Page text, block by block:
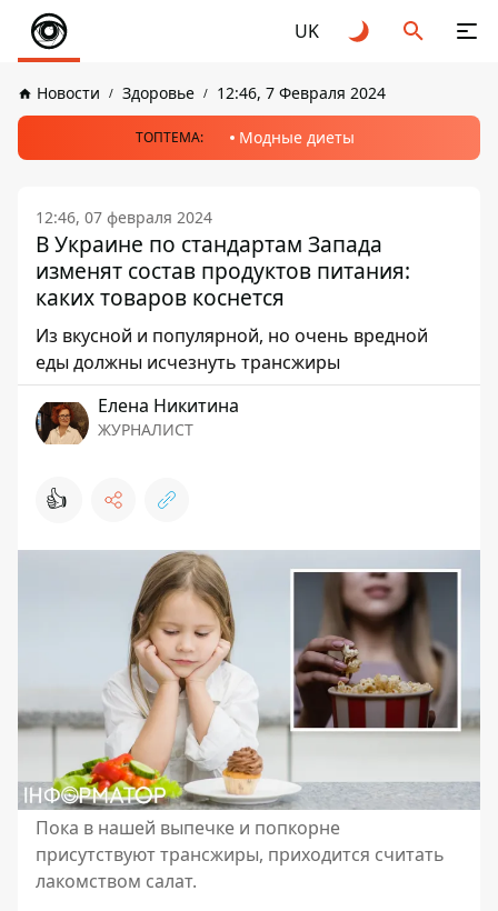
UK
Новости Здоровье 12:46, 7 Февраля 2024
ТОПТЕМА: Модные диеты
12:46, 07 февраля 2024
В Украине по стандартам Запада
изменят состав продуктов питания:
каких товаров коснется
Из вкусной и популярной, но очень вредной
еды должны исчезнуть трансжиры
Елена Никитина
ЖУРНАЛИСТ
👍
Пока в нашей выпечке и попкорне
присутствуют трансжиры, приходится считать
лакомством салат.